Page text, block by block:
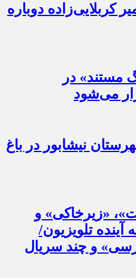
شماره ۱۶» امیر کربلایی‌زاده دوباره
مستند» در
می‌شود
نیشابور در باغ
«زیرخاکی» و
تلویزیون/
و چند سریال